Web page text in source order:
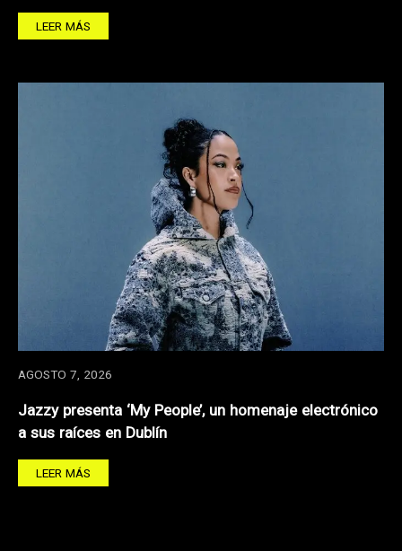
LEER MÁS
AGOSTO 7, 2026
Jazzy presenta ‘My People’, un homenaje electrónico
a sus raíces en Dublín
LEER MÁS